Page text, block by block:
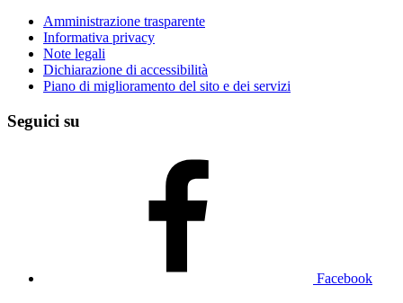
Amministrazione trasparente
Informativa privacy
Note legali
Dichiarazione di accessibilità
Piano di miglioramento del sito e dei servizi
Seguici su
Facebook